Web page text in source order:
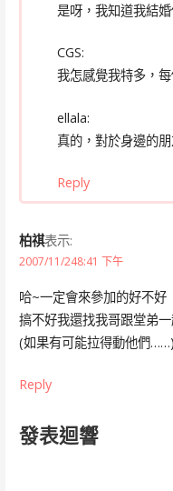
是呀，我知道我結
CGS:
我怎感覺我特多，
ellala:
真的，對於身邊的
Reply
柏祺表示:
2007/11/248:41 下午
哈~一定會來參加的好不好
搞不好我還找我哥跟堂弟
(如果有可能拉得動他們……)
Reply
發表迴響